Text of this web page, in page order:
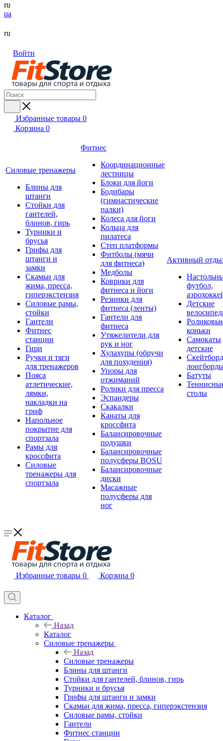
ru
ua
ru
Войти
Избранные товары 0
Корзина 0
Силовые тренажеры
Блины для
штанги
Стойки для
гантелей,
блинов, гирь
Турники и
брусья
Грифы для
штанги и
замки
Скамьи для
жима, пресса,
гиперэкстензия
Силовые рамы,
стойки
Гантели
Фитнес
станции
Гири
Ручки и тяги
для тренажеров
Пояса
атлетические,
лямки,
накладки на
гриф
Напольное
покрытие для
спортзала
Рамы для
кроссфита
Силовые
тренажеры для
спортзала
Фитнес
Координационные
лестницы
Блоки для йоги
Бодибары
(гимнастические
палки)
Колеса для йоги
Кольца для
пилатеса
Степ платформы
Фитболы (мячи
для фитнеса)
Медболы
Коврики для
фитнеса и йоги
Резинки для
фитнеса (ленты)
Гантели для
фитнеса
Утяжелители для
рук и ног
Хулахупы (обручи
для похудения)
Упоры для
отжиманий
Ролики для пресса
Эспандеры
Скакалки
Канаты для
кроссфита
Балансировочные
подушки
Балансировочные
полусферы BOSU
Балансировочные
диски
Масажные
полусферы для
ног
Активный
футбол,
Детские
коньки
Самокаты
детские
Батуты
столы
Избранные товары 0 Корзина 0
Каталог
Назад
Каталог
Силовые тренажеры
Назад
Силовые тренажеры
Блины для штанги
Стойки для гантелей, блинов, гирь
Турники и брусья
Грифы для штанги и замки
Скамьи для жима, пресса, гиперэкстензия
Силовые рамы, стойки
Гантели
Фитнес станции